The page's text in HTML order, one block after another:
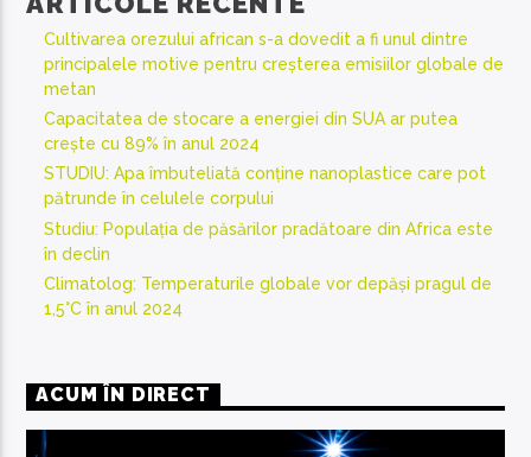
Cultivarea orezului african s-a dovedit a fi unul dintre
principalele motive pentru creșterea emisiilor globale de
metan
Capacitatea de stocare a energiei din SUA ar putea
crește cu 89% în anul 2024
STUDIU: Apa îmbuteliată conține nanoplastice care pot
pătrunde în celulele corpului
Studiu: Populația de păsărilor pradătoare din Africa este
în declin
Climatolog: Temperaturile globale vor depăși pragul de
1,5°C în anul 2024
ACUM ÎN DIRECT